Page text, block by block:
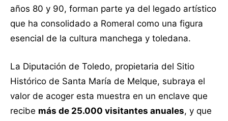
años 80 y 90, forman parte ya del legado artístico
que ha consolidado a Romeral como una figura
esencial de la cultura manchega y toledana.
La Diputación de Toledo, propietaria del Sitio
Histórico de Santa María de Melque, subraya el
valor de acoger esta muestra en un enclave que
recibe más de 25.000 visitantes anuales, y que